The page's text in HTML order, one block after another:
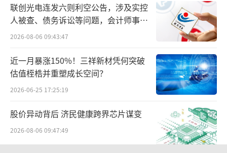
耀眼的数据中心业务，也稍稍遮蔽了英伟
达其他业务的不佳表现：第一季度，游戏收入2
6亿美元，环比下降8%，同比增长18%；专业
可视化收入4.27亿美元，环比下降8%，同比增
联创光电连发六则利空公告，涉及实控
人被查、债务诉讼等问题，会计师事务
所曾出具“保留意见”
2026-08-06 09:43:47
近一月暴涨150%！三祥新材凭何突破
估值桎梏并重塑成长空间？
2026-06-25 17:25:19
股价异动背后 济民健康跨界芯片谋变
2026-08-06 09:47:49